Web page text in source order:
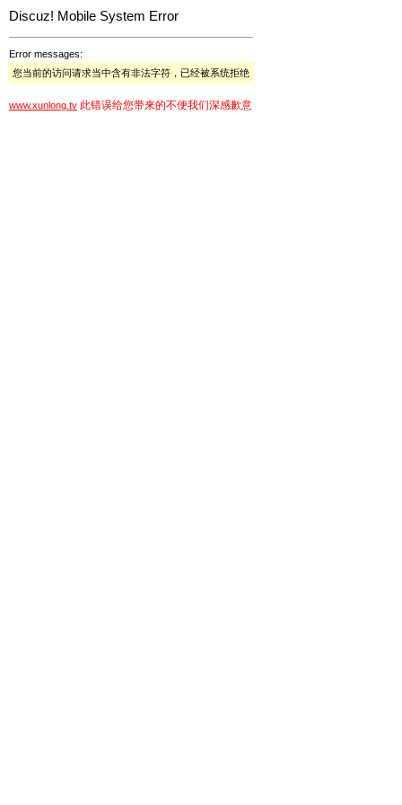
Discuz! Mobile System Error
Error messages:
您当前的访问请求当中含有非法字符，已经被系统拒绝
www.xunlong.tv 此错误给您带来的不便我们深感歉意